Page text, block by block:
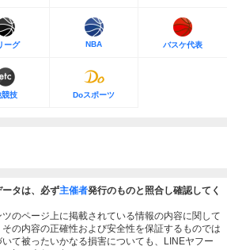
ーグ NBA バスケ代表
競技 Doスポーツ
タは、必ず主催者発行のものと照合し確認してく
のページ上に掲載されている情報の内容に関して
の内容の正確性および安全性を保証するものでは
て被ったいかなる損害についても、LINEヤフー